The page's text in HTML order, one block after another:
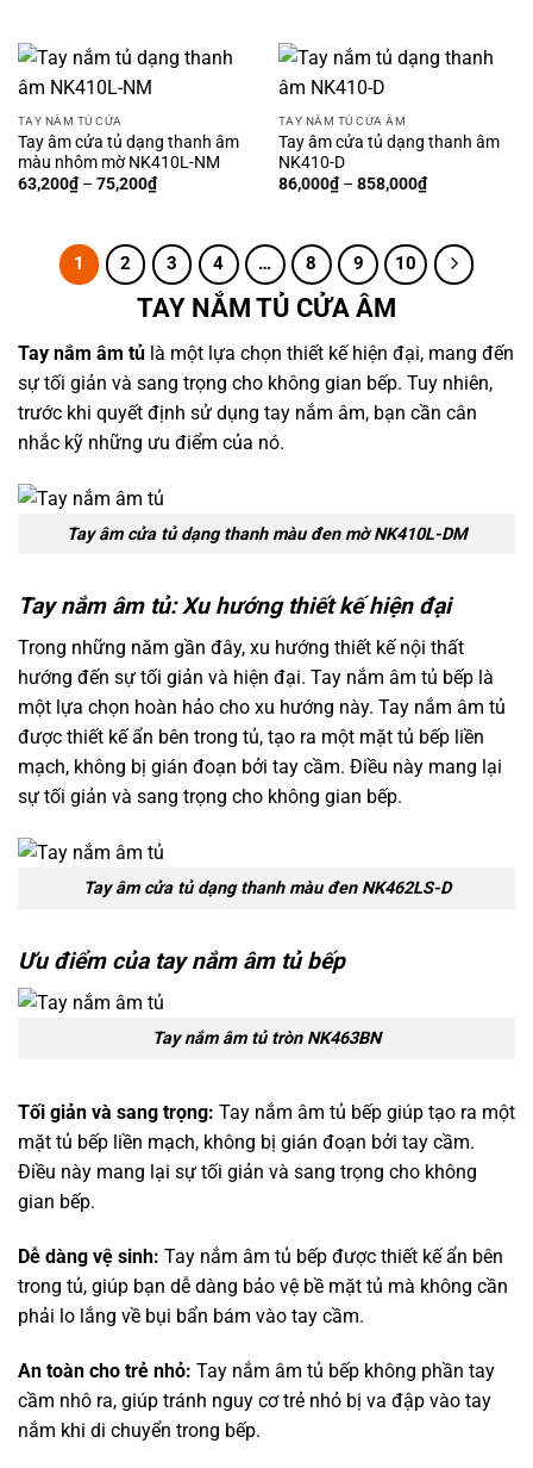
TAY NẮM TỦ CỬA
Tay âm cửa tủ dạng thanh âm
màu nhôm mờ NK410L-NM
63,200₫– 75,200₫
TAY NẮM TỦ CỬA ÂM
Tay âm cửa tủ dạng thanh âm
NK410-D
86,000₫– 858,000₫
1 2 3 4 … 8 9 10
TAY NẮM TỦ CỬA ÂM
Tay nắm âm tủ là một lựa chọn thiết kế hiện đại, mang đến
sự tối giản và sang trọng cho không gian bếp. Tuy nhiên,
trước khi quyết định sử dụng tay nắm âm, bạn cần cân
nhắc kỹ những ưu điểm của nó.
Tay âm cửa tủ dạng thanh màu đen mờ NK410L-DM
Tay nắm âm tủ: Xu hướng thiết kế hiện đại
Trong những năm gần đây, xu hướng thiết kế nội thất
hướng đến sự tối giản và hiện đại. Tay nắm âm tủ bếp là
một lựa chọn hoàn hảo cho xu hướng này. Tay nắm âm tủ
được thiết kế ẩn bên trong tủ, tạo ra một mặt tủ bếp liền
mạch, không bị gián đoạn bởi tay cầm. Điều này mang lại
sự tối giản và sang trọng cho không gian bếp.
Tay âm cửa tủ dạng thanh màu đen NK462LS-D
Ưu điểm của tay nắm âm tủ bếp
Tay nắm âm tủ tròn NK463BN
Tối giản và sang trọng: Tay nắm âm tủ bếp giúp tạo ra một
mặt tủ bếp liền mạch, không bị gián đoạn bởi tay cầm.
Điều này mang lại sự tối giản và sang trọng cho không
gian bếp.
Dễ dàng vệ sinh: Tay nắm âm tủ bếp được thiết kế ẩn bên
trong tủ, giúp bạn dễ dàng bảo vệ bề mặt tủ mà không cần
phải lo lắng về bụi bẩn bám vào tay cầm.
An toàn cho trẻ nhỏ: Tay nắm âm tủ bếp không phần tay
cầm nhô ra, giúp tránh nguy cơ trẻ nhỏ bị va đập vào tay
nắm khi di chuyển trong bếp.